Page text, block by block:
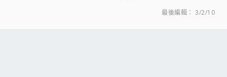
最後編輯： 3/2/10